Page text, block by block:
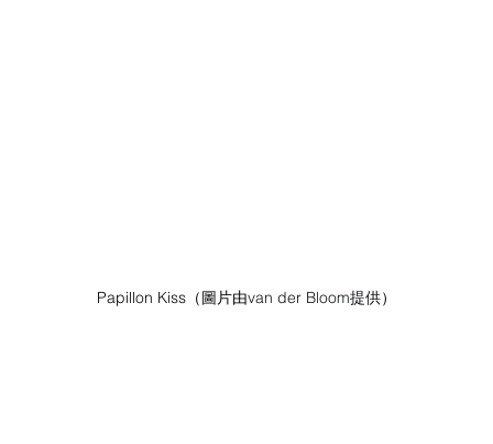
Papillon Kiss（圖片由van der Bloom提供）